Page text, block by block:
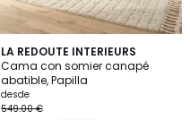
LA REDOUTE INTERIEURS
Cama con somier canapé
abatible, Papilla
desde
549.00 €
3,8
/ 5